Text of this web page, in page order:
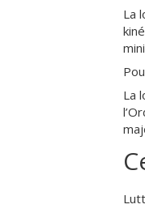
La
La